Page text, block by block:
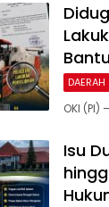
DAERAH
OKI
Isu